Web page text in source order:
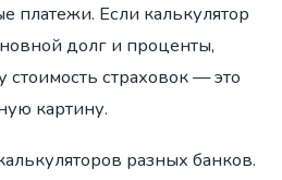
платежи. Если калькулятор
долг и проценты,
стоимость страховок — это
картину.
разных банков.